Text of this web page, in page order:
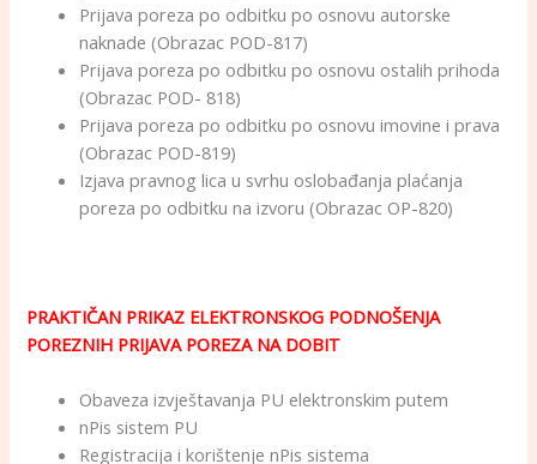
Prijava poreza po odbitku po osnovu autorske
naknade (Obrazac POD-817)
Prijava poreza po odbitku po osnovu ostalih prihoda
(Obrazac POD- 818)
Prijava poreza po odbitku po osnovu imovine i prava
(Obrazac POD-819)
Izjava pravnog lica u svrhu oslobađanja plaćanja
poreza po odbitku na izvoru (Obrazac OP-820)
PRAKTIČAN PRIKAZ ELEKTRONSKOG PODNOŠENJA
POREZNIH PRIJAVA POREZA NA DOBIT
Obaveza izvještavanja PU elektronskim putem
nPis sistem PU
Registracija i korištenje nPis sistema